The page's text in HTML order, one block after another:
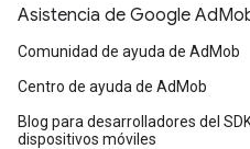
Asistencia de Google
Comunidad de ayuda de AdMob
Centro de ayuda de AdMob
Blog para desarrolladores del
dispositivos móviles